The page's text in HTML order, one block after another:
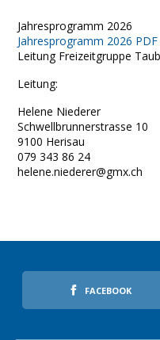
Jahresprogramm 2026
Jahresprogramm 2026 PDF
Leitung Freizeitgruppe
Leitung:
Helene Niederer
Schwellbrunnerstrasse 10
9100 Herisau
079 343 86 24
helene.niederer@gmx.ch
FACEBOOK